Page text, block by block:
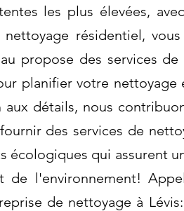
les plus élevées,
résidentiel, vous
propose des services
planifier votre nettoyage
détails, nous
des services de
qui assurent
l'environnement!
de nettoyage à